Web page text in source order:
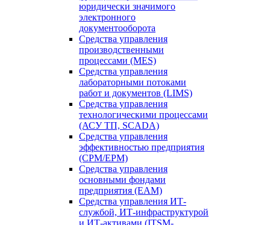
юридически значимого
электронного
документооборота
Средства управления
производственными
процессами (MES)
Средства управления
лабораторными потоками
работ и документов (LIMS)
Средства управления
технологическими процессами
(АСУ ТП, SCADA)
Средства управления
эффективностью предприятия
(CPM/EPM)
Средства управления
основными фондами
предприятия (EAM)
Средства управления ИТ-
службой, ИТ-инфраструктурой
и ИТ-активами (ITSM-